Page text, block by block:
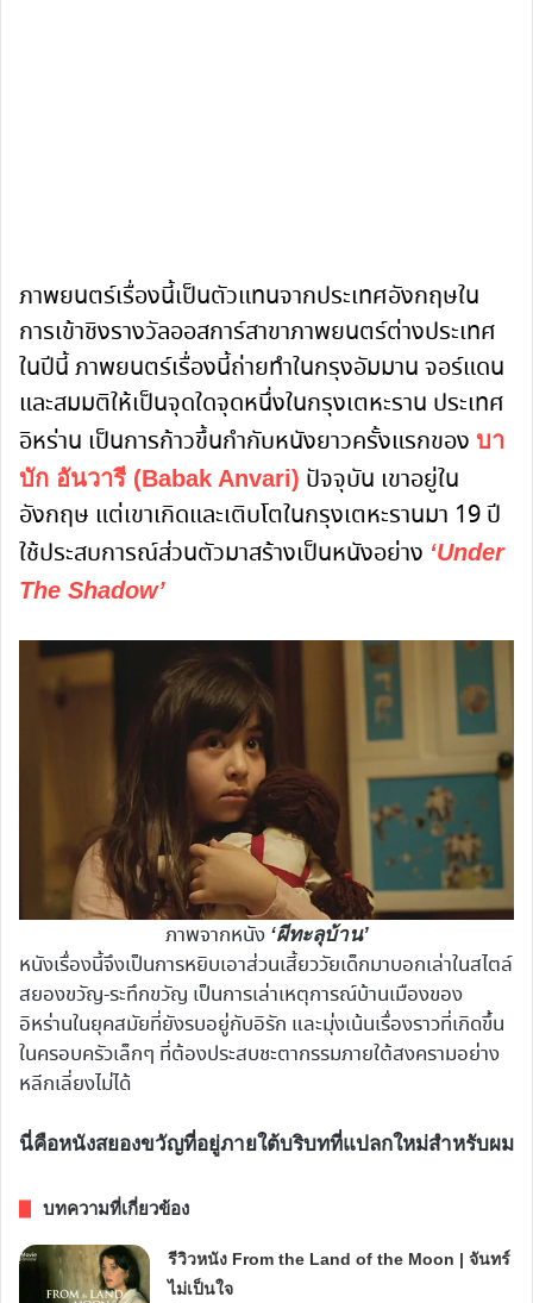
ภาพยนตร์เรื่องนี้เป็นตัวแทนจากประเทศอังกฤษใน
การเข้าชิงรางวัลออสการ์สาขาภาพยนตร์ต่างประเทศ
ในปีนี้ ภาพยนตร์เรื่องนี้ถ่ายทำในกรุงอัมมาน จอร์แดน
และสมมติให้เป็นจุดใดจุดหนึ่งในกรุงเตหะราน ประเทศ
อิหร่าน เป็นการก้าวขึ้นกำกับหนังยาวครั้งแรกของ บา
บัก อันวารี (Babak Anvari) ปัจจุบัน เขาอยู่ใน
อังกฤษ แต่เขาเกิดและเติบโตในกรุงเตหะรานมา 19 ปี
ใช้ประสบการณ์ส่วนตัวมาสร้างเป็นหนังอย่าง ‘Under
The Shadow’
ภาพจากหนัง ‘ผีทะลุบ้าน’
หนังเรื่องนี้จึงเป็นการหยิบเอาส่วนเสี้ยววัยเด็กมาบอกเล่าในสไตล์
สยองขวัญ-ระทึกขวัญ เป็นการเล่าเหตุการณ์บ้านเมืองของ
อิหร่านในยุคสมัยที่ยังรบอยู่กับอิรัก และมุ่งเน้นเรื่องราวที่เกิดขึ้น
ในครอบครัวเล็กๆ ที่ต้องประสบชะตากรรมภายใต้สงครามอย่าง
หลีกเลี่ยงไม่ได้
นี่คือหนังสยองขวัญที่อยู่ภายใต้บริบทที่แปลกใหม่สำหรับผม
บทความที่เกี่ยวข้อง
รีวิวหนัง From the Land of the Moon | จันทร์
ไม่เป็นใจ